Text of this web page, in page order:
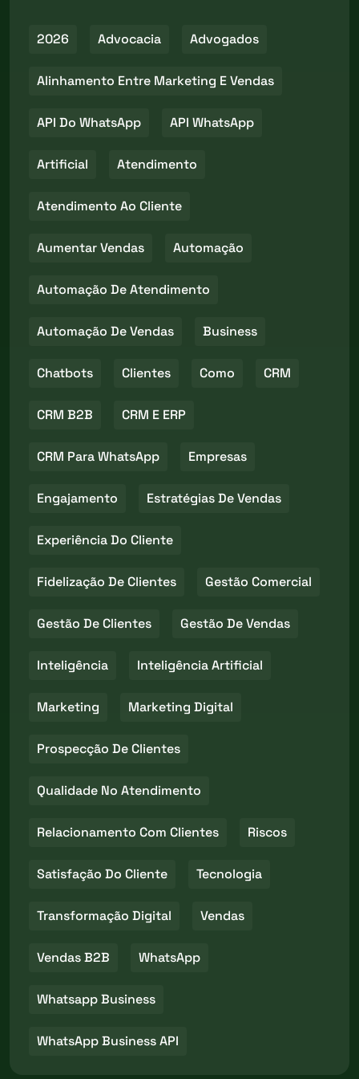
2026 Advocacia Advogados
Alinhamento Entre Marketing E Vendas
API Do WhatsApp API WhatsApp
Artificial Atendimento
Atendimento Ao Cliente
Aumentar Vendas Automação
Automação De Atendimento
Automação De Vendas Business
Chatbots Clientes Como CRM
CRM B2B CRM E ERP
CRM Para WhatsApp Empresas
Engajamento Estratégias De Vendas
Experiência Do Cliente
Fidelização De Clientes Gestão Comercial
Gestão De Clientes Gestão De Vendas
Inteligência Inteligência Artificial
Marketing Marketing Digital
Prospecção De Clientes
Qualidade No Atendimento
Relacionamento Com Clientes Riscos
Satisfação Do Cliente Tecnologia
Transformação Digital Vendas
Vendas B2B WhatsApp
Whatsapp Business
WhatsApp Business API